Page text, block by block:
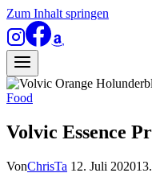
Zum Inhalt springen
Food
Volvic Essence
VonChrisTa 12. Juli 2020